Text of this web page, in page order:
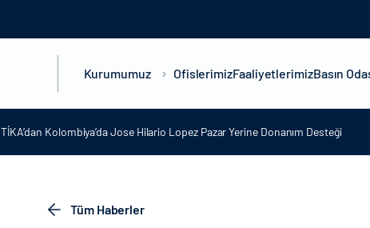
Kurumumuz OfislerimizFaaliyetlerimizBasın
TİKA’dan Kolombiya’da Jose Hilario Lopez Pazar Yerine Donanım Desteği
Tüm Haberler